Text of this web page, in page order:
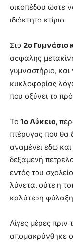
οικοπέδου ώστε
ιδιόκτητο κτίριο.
Στο 2ο Γυμνάσιο
ασφαλής
γυμναστήριο,
κυκλοφορίας
που οξύνει το
Το 1ο Λύκειο,
πτέρυγας που θα
αναμένει εδώ
δεξαμενή
εντός του
λύνεται ούτε η
καλύτερη φύλαξη
Λίγες μέρες πριν
απομακρύνθηκε ο